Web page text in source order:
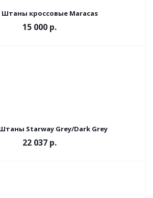
Штаны кроссовые Maracas
15 000 р.
Starway Grey/Dark Grey
22 037 р.